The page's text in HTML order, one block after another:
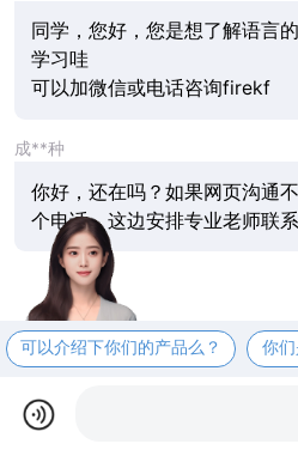
同学，您好，您是想了解语言的
学习哇
可以加微信或电话咨询firekf
成**种
你好，还在吗？如果网页沟通
个电话，这边安排专业老师联
可以介绍下你们的产品么？ 你